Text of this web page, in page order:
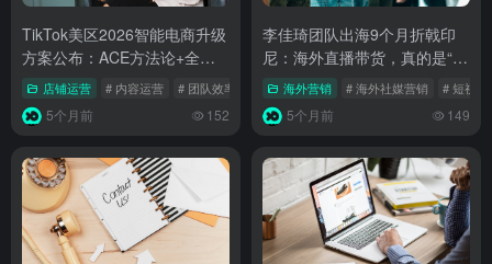
TikTok美区2026智能电商升级
方案公布：ACE方法论+全域
能力助力跨境POP商家长效增
长
店铺运营 # 内容运营 # 团队效率 # TikTok运营
5个月前 152
李佳琦团队出海9个月折戟印
尼：海外直播带货，真的是“话
越多越卖不动”
海外营销 # 海外社媒营销 # 短视频
5个月前 149